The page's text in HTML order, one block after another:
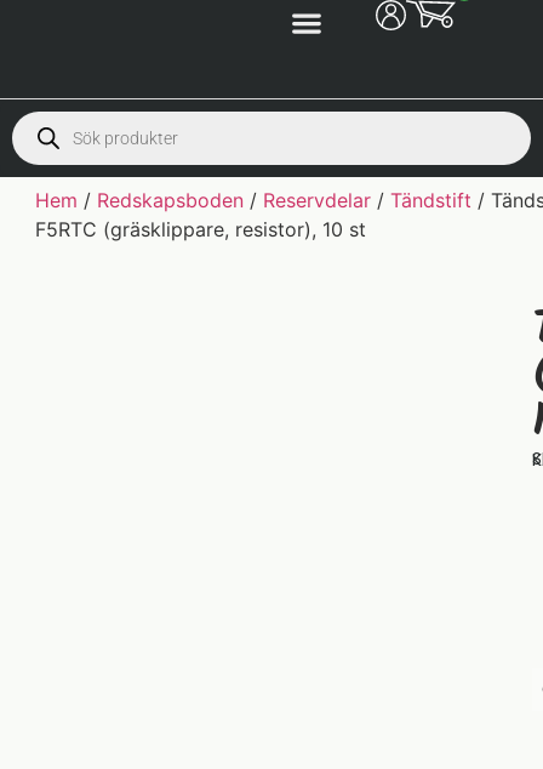
Hem / Redskapsboden / Reservdelar /Tändstift /
F5RTC (gräsklippare, resistor), 10 st